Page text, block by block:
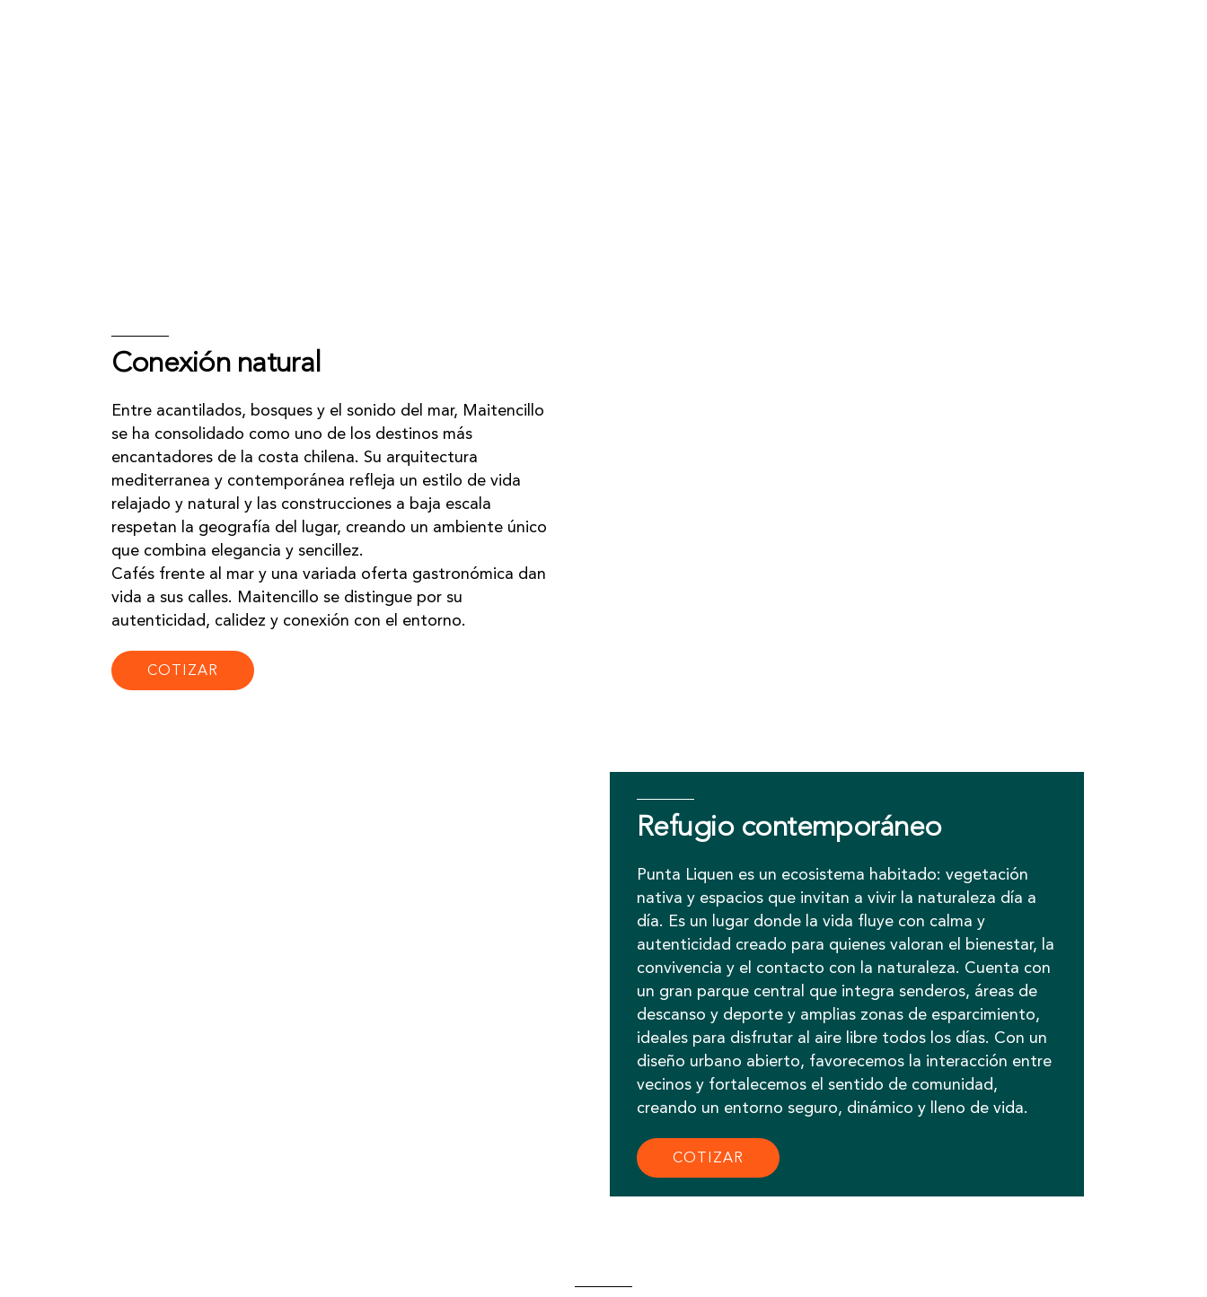
Conexión natural
Entre acantilados, bosques y el sonido del mar, Maitencillo
se ha consolidado como uno de los destinos más
encantadores de la costa chilena. Su arquitectura
mediterranea y contemporánea refleja un estilo de vida
relajado y natural y las construcciones a baja escala
respetan la geografía del lugar, creando un ambiente único
que combina elegancia y sencillez.
Cafés frente al mar y una variada oferta gastronómica dan
vida a sus calles. Maitencillo se distingue por su
autenticidad, calidez y conexión con el entorno.
COTIZAR
Refugio contemporáneo
Punta Liquen es un ecosistema habitado: vegetación
nativa y espacios que invitan a vivir la naturaleza día a
día. Es un lugar donde la vida fluye con calma y
autenticidad creado para quienes valoran el bienestar, la
convivencia y el contacto con la naturaleza. Cuenta con
un gran parque central que integra senderos, áreas de
descanso y deporte y amplias zonas de esparcimiento,
ideales para disfrutar al aire libre todos los días. Con un
diseño urbano abierto, favorecemos la interacción entre
vecinos y fortalecemos el sentido de comunidad,
creando un entorno seguro, dinámico y lleno de vida.
COTIZAR